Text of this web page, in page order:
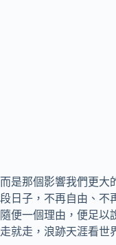
而是那個影響我們更大
段日子，不再自由、不
隨便一個理由，便足以
走就走，浪跡天涯看世